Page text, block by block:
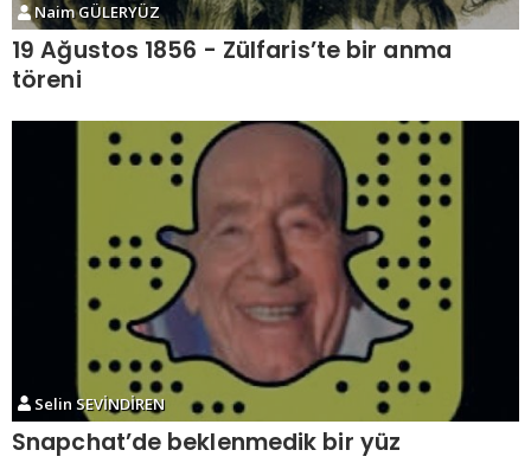
Naim GÜLERYÜZ
19 Ağustos 1856 - Zülfaris’te bir anma
töreni
Selin SEVİNDİREN
Snapchat’de beklenmedik bir yüz